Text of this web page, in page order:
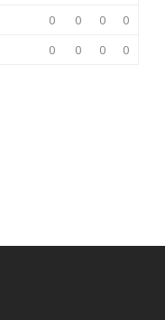
0 0 0
0
0 0 0 0